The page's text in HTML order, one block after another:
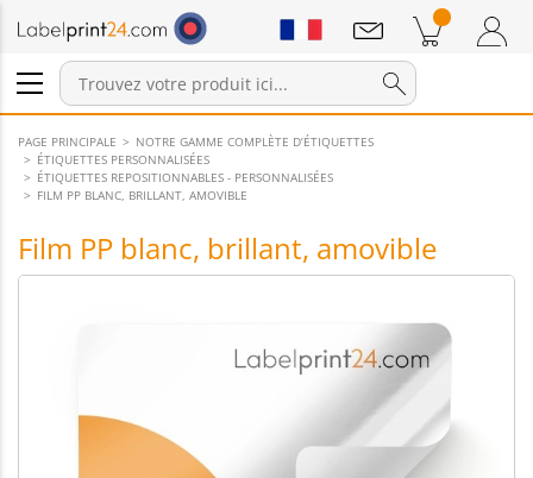
Connexion / Inscription
Produits dans le panier
Annonces
PAGE PRINCIPALE
NOTRE GAMME COMPLÈTE D’ÉTIQUETTES
ÉTIQUETTES PERSONNALISÉES
ÉTIQUETTES REPOSITIONNABLES - PERSONNALISÉES
FILM PP BLANC, BRILLANT, AMOVIBLE
Film PP blanc, brillant, amovible